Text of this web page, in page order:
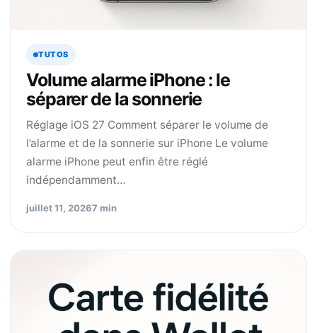
TUTOS
Volume alarme iPhone : le
séparer de la sonnerie
Réglage iOS 27 Comment séparer le volume de
l’alarme et de la sonnerie sur iPhone Le volume
alarme iPhone peut enfin être réglé
indépendamment…
juillet 11, 20267 min